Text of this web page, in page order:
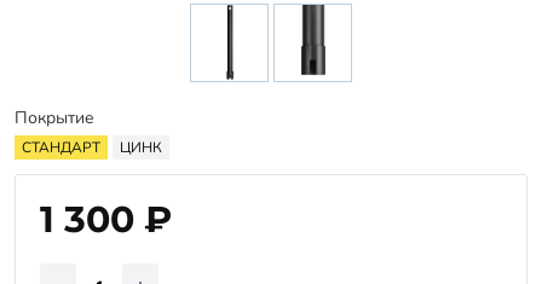
Покрытие
СТАНДАРТ ЦИНК
1 300 ₽